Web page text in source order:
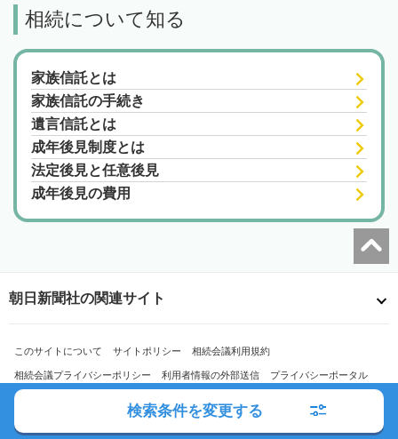
相続について知る
家族信託とは
家族信託の手続き
遺言信託とは
成年後見制度とは
法定後見と任意後見
成年後見の費用
検索条件を変更する
朝日新聞社の関連サイト
このサイトについて サイトポリシー 相続会議利用規約
相続会議プライバシーポリシー 利用者情報の外部送信 プライバシーポータル
運営会社